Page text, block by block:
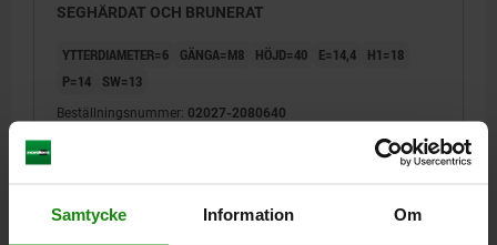
Samtycke Information Om
SEGHÄRDAT OCH BRUNERAT
YTTERDIAMETER=6 GÄNGA=M8 HÖJD=40 E=14,4
H1=18
P=14
SW=13
Beställningsnummer: 02027-2080640